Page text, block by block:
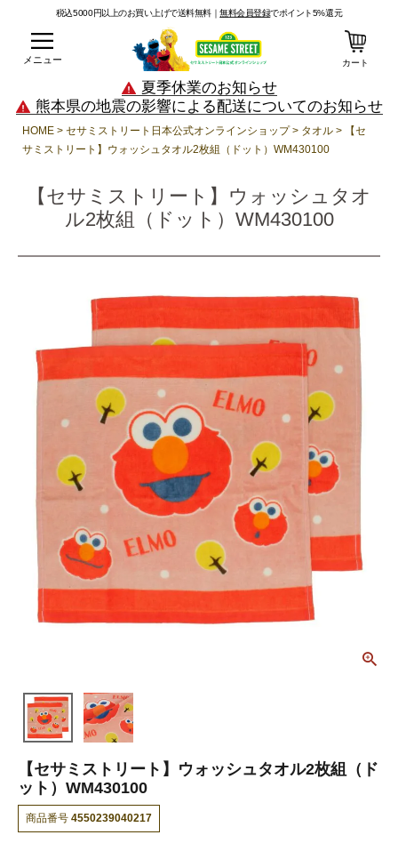
税込5000円以上のお買い上げで送料無料｜無料会員登録でポイント5%還元
メニュー カート
夏季休業のお知らせ
熊本県の地震の影響による配送についてのお知らせ
HOME セサミストリート日本公式オンラインショップ タオル
【セ
サミストリート】ウォッシュタオル2枚組（ドット）WM430100
【セサミストリート】ウォッシュタオ
ル2枚組（ドット）WM430100
【セサミストリート】ウォッシュタオル2枚組（ド
ット）WM430100
商品番号 4550239040217